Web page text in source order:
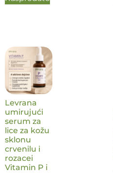
Levrana
umirujući
serum za
lice za kožu
sklonu
crvenilu i
rozacei
Vitamin P i